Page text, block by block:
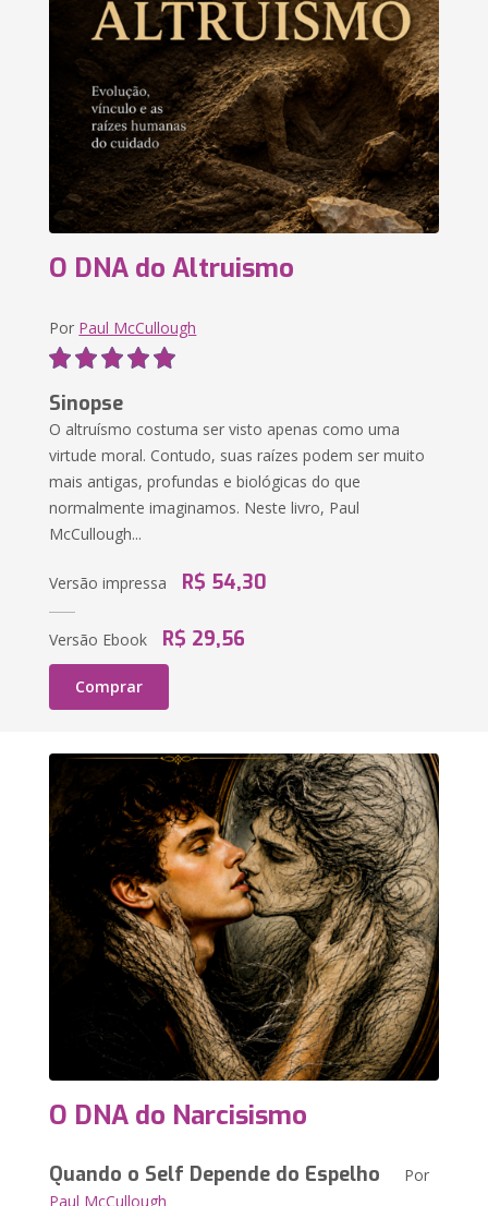
O DNA do Altruismo
Por Paul McCullough
Sinopse
O altruísmo costuma ser visto apenas como uma
virtude moral. Contudo, suas raízes podem ser muito
mais antigas, profundas e biológicas do que
normalmente imaginamos. Neste livro, Paul
McCullough...
Versão impressa R$ 54,30
Versão Ebook R$ 29,56
Comprar
O DNA do Narcisismo
Quando o Self Depende do Espelho Por
Paul McCullough